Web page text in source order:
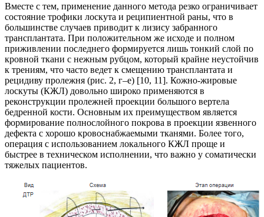
Вместе с тем, применение данного метода резко ограничивает
состояние трофики лоскута и реципиентной раны, что в
большинстве случаев приводит к лизису забранного
трансплантата. При положительном же исходе и полном
приживлении последнего формируется лишь тонкий слой по
кровной ткани с нежным рубцом, который крайне неустойчив
к трениям, что часто ведет к смещению трансплантата и
рецидиву пролежня (рис. 2, г–е) [10, 11]. Кожно-жировые
лоскуты (КЖЛ) довольно широко применяются в
реконструкции пролежней проекции большого вертела
бедренной кости. Основным их преимуществом является
формирование полнослойного покрова в проекции язвенного
дефекта с хорошо кровоснабжаемыми тканями. Более того,
операция с использованием локального КЖЛ проще и
быстрее в техническом исполнении, что важно у соматически
тяжелых пациентов.